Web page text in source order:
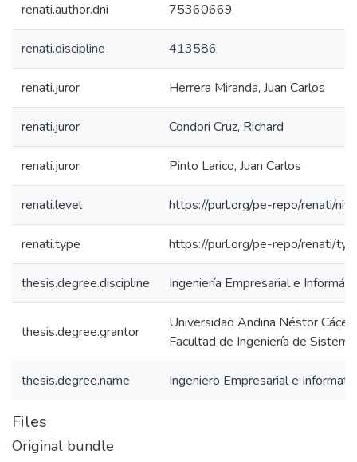
renati.author.dni 75360669
renati.discipline 413586
renati.juror Herrera Miranda, Juan Carlos
renati.juror Condori Cruz, Richard
renati.juror Pinto Larico, Juan Carlos
renati.level https://purl.org/pe-repo/renati/
renati.type https://purl.org/pe-repo/renati/
thesis.degree.discipline Ingeniería Empresarial e
thesis.degree.grantor
Universidad Andina Néstor
Facultad de Ingeniería de
thesis.degree.name Ingeniero Empresarial e
Files
Original bundle